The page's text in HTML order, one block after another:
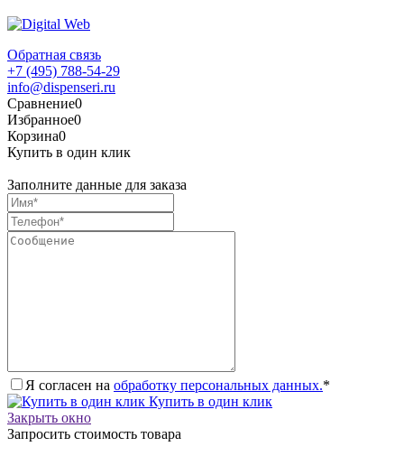
Обратная связь
+7 (495) 788-54-29
info@dispenseri.ru
Сравнение0
Избранное0
Корзина0
Купить в один клик
Заполните данные для заказа
Я согласен на обработку персональных данных.*
Купить в один клик
Закрыть окно
Запросить стоимость товара